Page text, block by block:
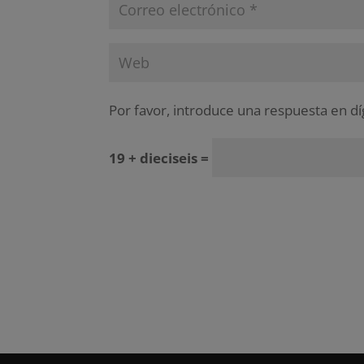
Por favor, introduce una respuesta en
19 + dieciseis =